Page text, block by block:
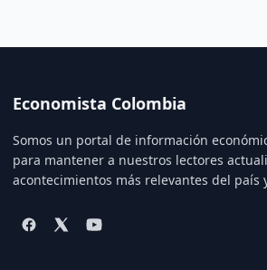
Economista Colombia
Somos un portal de información
para mantener a nuestros lectores
acontecimientos más relevantes del país